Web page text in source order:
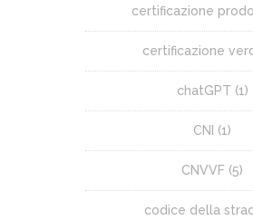
certificazione
certificazione
chatGPT (1)
CNI (1)
CNVVF (5)
codice della